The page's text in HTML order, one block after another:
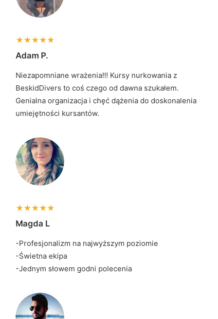
Adam P.
Niezapomniane wrażenia!!! Kursy nurkowania z
BeskidDivers to coś czego od dawna szukałem.
Genialna organizacja i chęć dążenia do doskonalenia
umiejętności kursantów.
Magda L
-Profesjonalizm na najwyższym poziomie
-Świetna ekipa
-Jednym słowem godni polecenia